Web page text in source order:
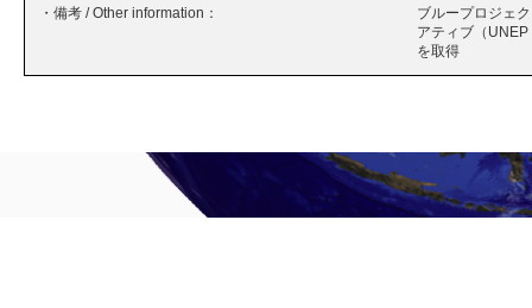
・備考 / Other information：
ブループロジェ
アティブ（
を取得